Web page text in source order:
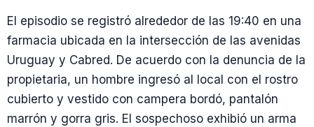
El episodio se registró alrededor de las 19:40 en una
farmacia ubicada en la intersección de las avenidas
Uruguay y Cabred. De acuerdo con la denuncia de la
propietaria, un hombre ingresó al local con el rostro
cubierto y vestido con campera bordó, pantalón
marrón y gorra gris. El sospechoso exhibió un arma